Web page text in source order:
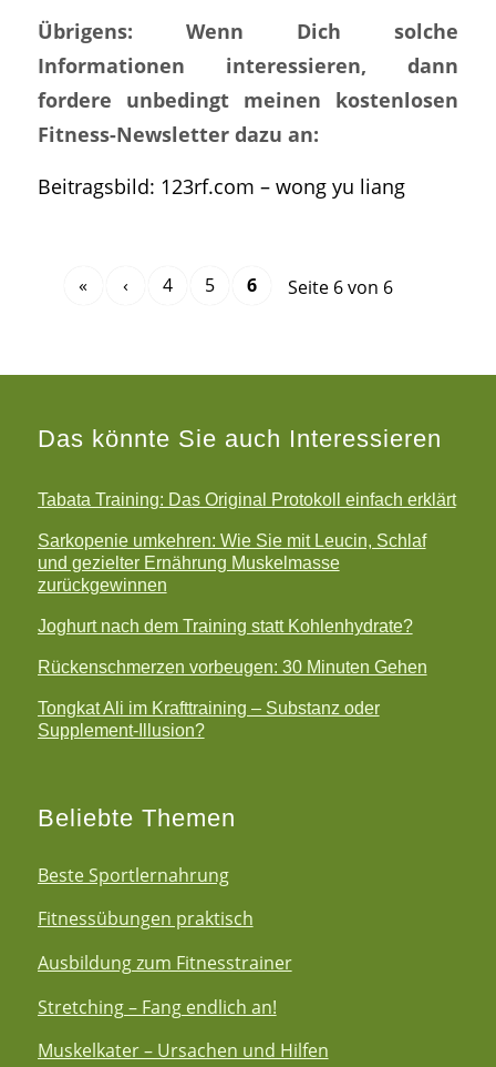
Übrigens: Wenn Dich solche
Informationen interessieren, dann
fordere unbedingt meinen kostenlosen
Fitness-Newsletter dazu an:
Beitragsbild: 123rf.com – wong yu liang
Seite 6 von 6
« ‹ 4 5 6
Das könnte Sie auch Interessieren
Tabata Training: Das Original Protokoll einfach erklärt
Sarkopenie umkehren: Wie Sie mit Leucin, Schlaf
und gezielter Ernährung Muskelmasse
zurückgewinnen
Joghurt nach dem Training statt Kohlenhydrate?
Rückenschmerzen vorbeugen: 30 Minuten Gehen
Tongkat Ali im Krafttraining – Substanz oder
Supplement-Illusion?
Beliebte Themen
Beste Sportlernahrung
Fitnessübungen praktisch
Ausbildung zum Fitnesstrainer
Stretching – Fang endlich an!
Muskelkater – Ursachen und Hilfen